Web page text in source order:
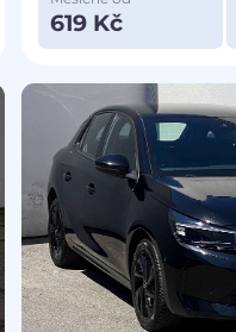
619 Kč